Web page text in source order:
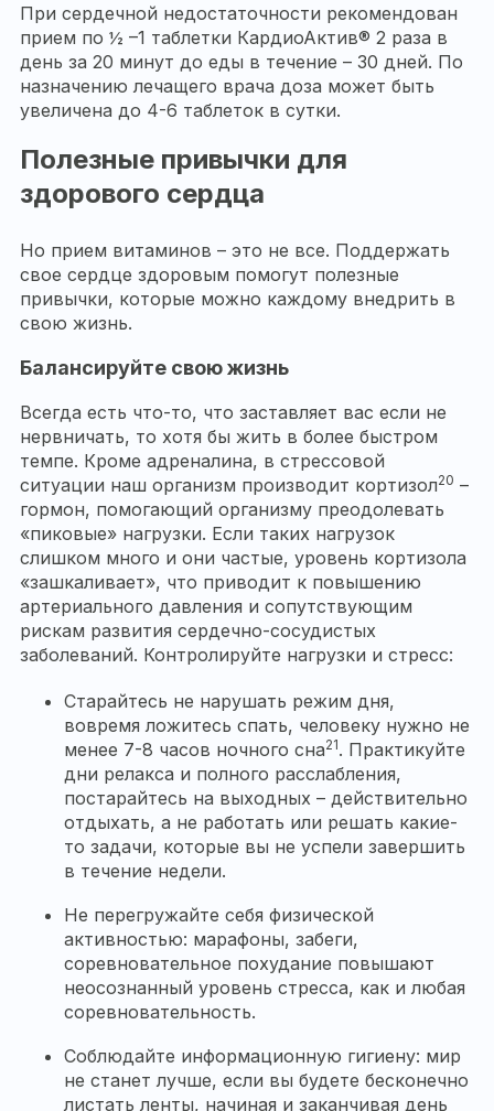
При сердечной недостаточности рекомендован
прием по ½ –1 таблетки КардиоАктив® 2 раза в
день за 20 минут до еды в течение – 30 дней. По
назначению лечащего врача доза может быть
увеличена до 4-6 таблеток в сутки.
Полезные привычки для
здорового сердца
Но прием витаминов – это не все. Поддержать
свое сердце здоровым помогут полезные
привычки, которые можно каждому внедрить в
свою жизнь.
Балансируйте свою жизнь
Всегда есть что-то, что заставляет вас если не
нервничать, то хотя бы жить в более быстром
темпе. Кроме адреналина, в стрессовой
ситуации наш организм производит кортизол20 –
гормон, помогающий организму преодолевать
«пиковые» нагрузки. Если таких нагрузок
слишком много и они частые, уровень кортизола
«зашкаливает», что приводит к повышению
артериального давления и сопутствующим
рискам развития сердечно-сосудистых
заболеваний. Контролируйте нагрузки и стресс:
Старайтесь не нарушать режим дня,
вовремя ложитесь спать, человеку нужно не
менее 7-8 часов ночного сна21. Практикуйте
дни релакса и полного расслабления,
постарайтесь на выходных – действительно
отдыхать, а не работать или решать какие-
то задачи, которые вы не успели завершить
в течение недели.
Не перегружайте себя физической
активностью: марафоны, забеги,
соревновательное похудание повышают
неосознанный уровень стресса, как и любая
соревновательность.
Соблюдайте информационную гигиену: мир
не станет лучше, если вы будете бесконечно
листать ленты, начиная и заканчивая день